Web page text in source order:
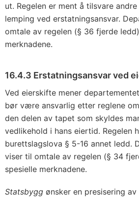
ut. Regelen er ment å tilsvare
lemping ved erstatningsansvar.
omtale av regelen (§ 36 fjerde
merknadene.
16.4.3 Erstatningsansvar ved
Ved eierskifte mener
bør være ansvarlig etter reglene
den delen av tapet som skyldes
vedlikehold i hans eiertid. Regelen
burettslagslova § 5-16 annet ledd.
viser til omtale av regelen (§ 34
spesielle merknadene.
Statsbygg ønsker en presisering